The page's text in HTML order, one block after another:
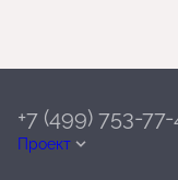
Проект
+7 (499) 753-